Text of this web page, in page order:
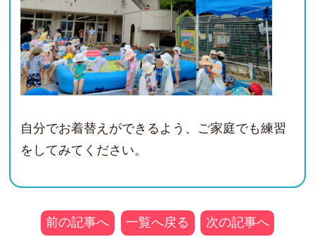
自分でお着替えができるよう、ご家庭でも練習
をしてみてください。
前の記事へ 一覧へ戻る 次の記事へ